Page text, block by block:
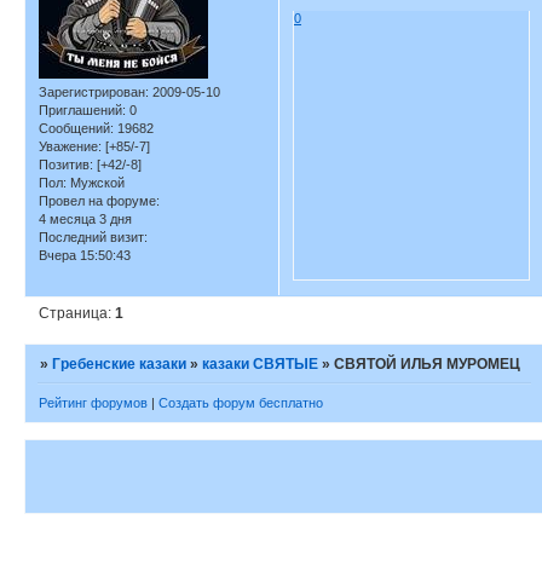
Зарегистрирован: 2009-05-10
Приглашений: 0
Сообщений: 19682
Уважение: [+85/-7]
Позитив: [+42/-8]
Пол: Мужской
Провел на форуме:
4 месяца 3 дня
Последний визит:
Вчера 15:50:43
0
Страница:1
» Гребенские казаки »казаки СВЯТЫЕ »СВЯТОЙ ИЛЬЯ МУРОМЕЦ
Рейтинг форумов | Создать форум бесплатно